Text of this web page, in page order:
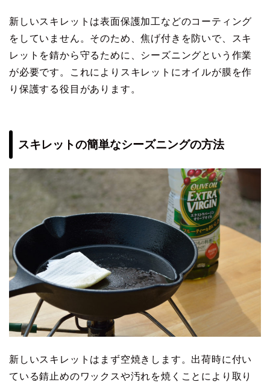
新しいスキレットは表面保護加工などのコーティング
をしていません。そのため、焦げ付きを防いで、スキ
レットを錆から守るために、シーズニングという作業
が必要です。これによりスキレットにオイルが膜を作
り保護する役目があります。
スキレットの簡単なシーズニングの方法
新しいスキレットはまず空焼きします。出荷時に付い
ている錆止めのワックスや汚れを焼くことにより取り